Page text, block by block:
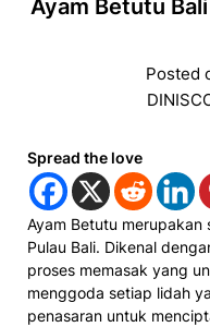
Ayam Betutu
Posted
Spread the love
Ayam Betutu merupakan
Pulau Bali. Dikenal
proses memasak yang
menggoda setiap lidah
penasaran untuk